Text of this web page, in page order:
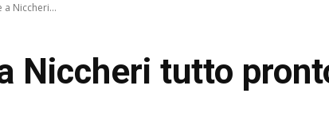
a Niccheri...
Niccheri tutto